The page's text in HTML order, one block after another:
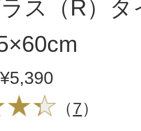
ス（R）タ
（7）